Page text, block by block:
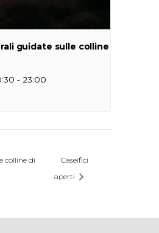
guidate sulle colline
- 23:00
colline di
Caseifici
aperti